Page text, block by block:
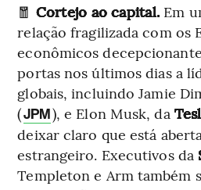
🧧 Cortejo ao capital. Em
relação fragilizada com os
econômicos
portas nos últimos dias a
globais, incluindo Jamie
(JPM), e Elon Musk, da
deixar claro que está
estrangeiro. Executivos da
Templeton e Arm também